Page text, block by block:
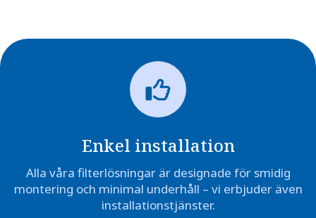
Enkel installation
Alla våra filterlösningar är designade för smidig
montering och minimal underhåll – vi erbjuder även
installationstjänster.